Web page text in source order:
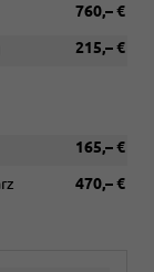
760,– €
215,– €
165,– €
470,– €